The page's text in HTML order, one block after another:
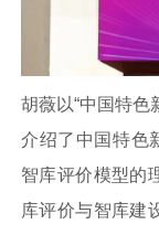
胡薇以“中国特色
介绍了中国特色
智库评价模型的
库评价与智库建